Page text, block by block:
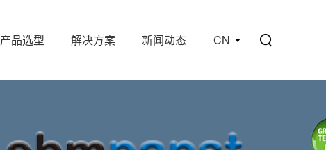
CN
产品选型 解决方案 新闻动态